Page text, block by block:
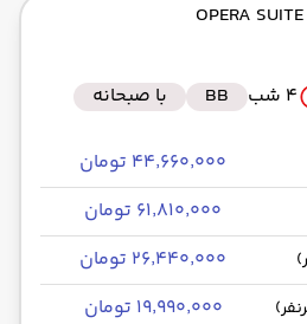
|
4 شب BB با صبحانه
۴۴٬۶۶۰٬۰۰۰ تومان
۶۱٬۸۱۰٬۰۰۰ تومان
۲۶٬۴۴۰٬۰۰۰ تومان
۱۹٬۹۹۰٬۰۰۰ تومان